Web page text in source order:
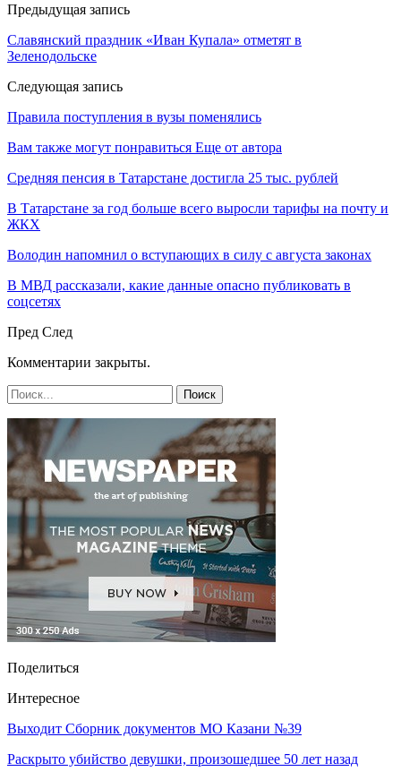
Предыдущая запись
Славянский праздник «Иван Купала» отметят в
Зеленодольске
Следующая запись
Правила поступления в вузы поменялись
Вам также могут понравиться Еще от автора
Средняя пенсия в Татарстане достигла 25 тыс. рублей
В Татарстане за год больше всего выросли тарифы на почту и
ЖКХ
Володин напомнил о вступающих в силу с августа законах
В МВД рассказали, какие данные опасно публиковать в
соцсетях
Пред След
Комментарии закрыты.
Поделиться
Интересное
Выходит Сборник документов МО Казани №39
Раскрыто убийство девушки, произошедшее 50 лет назад